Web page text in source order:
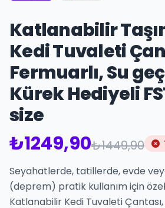
Katlanabilir
Kedi Tuvaleti
Fermuarlı, Su
Kürek Hediyeli
size
₺1249,90₺1449,90
Seyahatlerde, tatillerde, evde
(deprem) pratik kullanım için
Katlanabilir Kedi Tuvaleti